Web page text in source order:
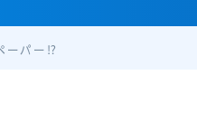
ーパー⁉